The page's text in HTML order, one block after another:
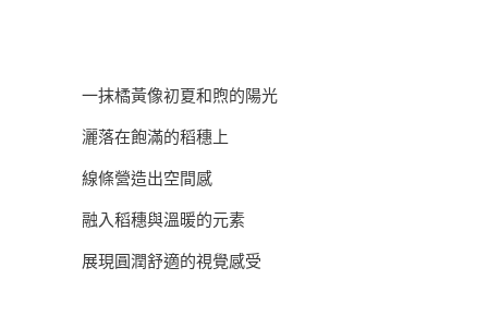
一抹橘黃像初夏和煦的陽光
灑落在飽滿的稻穗上
線條營造出空間感
融入稻穗與溫暖的元素
展現圓潤舒適的視覺感受